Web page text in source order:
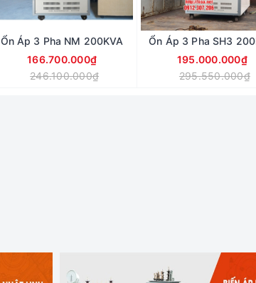
Ổn Áp 3 Pha NM 200KVA
166.700.000₫
246.100.000₫
Ổn Áp 3 Pha SH3
195.000.000₫
295.550.000₫